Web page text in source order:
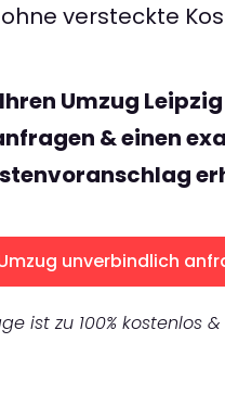
ohne versteckte
Umzug
& einen
unverbindlich
ist zu 100% kostenlos